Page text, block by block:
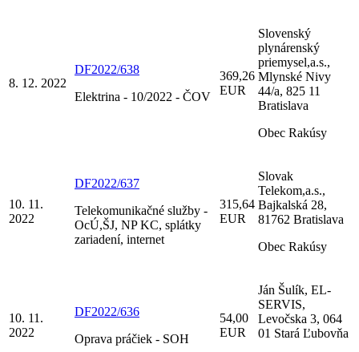
8. 12. 2022
DF2022/638
Elektrina - 10/2022 - ČOV
369,26
EUR
Slovenský
plynárenský
priemysel,a.s.,
Mlynské Nivy
44/a, 825 11
Bratislava
Obec Rakúsy
10. 11.
2022
DF2022/637
Telekomunikačné služby -
OcÚ,ŠJ, NP KC, splátky
zariadení, internet
315,64
EUR
Slovak
Telekom,a.s.,
Bajkalská 28,
81762 Bratislava
Obec Rakúsy
10. 11.
2022
DF2022/636
Oprava práčiek - SOH
54,00
EUR
Ján Šulík, EL-
SERVIS,
Levočska 3, 064
01 Stará Ľubovňa